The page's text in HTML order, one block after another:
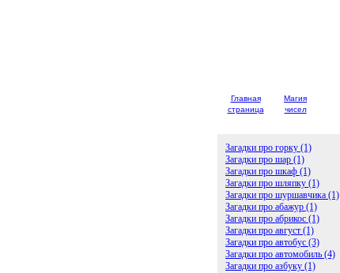
Главная
страница
Магия
чисел
Загадки про горку (1)
Загадки про шар (1)
Загадки про шкаф (1)
Загадки про шляпку (1)
Загадки про шуршавчика (1)
Загадки про абажур (1)
Загадки про абрикос (1)
Загадки про август (1)
Загадки про автобус (3)
Загадки про автомобиль (4)
Загадки про азбуку (1)